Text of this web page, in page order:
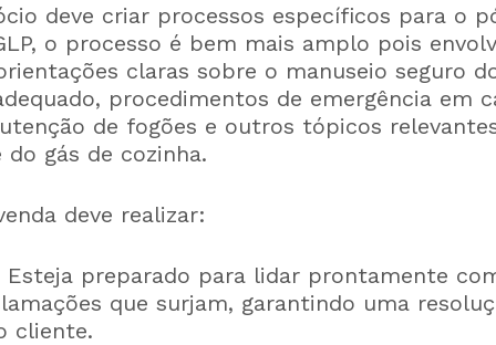
deve criar processos específicos para o
o processo é bem mais amplo pois
claras sobre o manuseio seguro
procedimentos de emergência em
de fogões e outros tópicos
gás de cozinha.
deve realizar:
Esteja preparado para lidar prontamente
que surjam, garantindo uma
cliente.